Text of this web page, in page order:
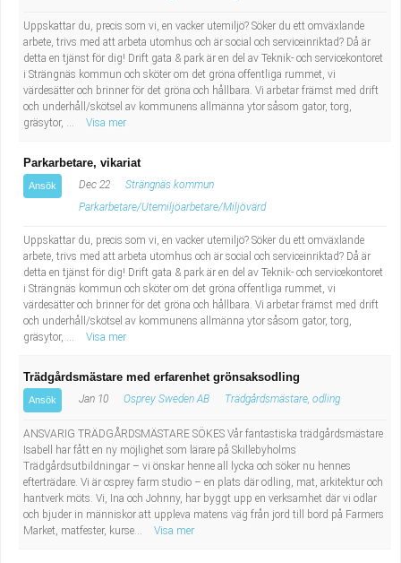
Uppskattar du, precis som vi, en vacker utemiljö? Söker du ett omväxlande
arbete, trivs med att arbeta utomhus och är social och serviceinriktad? Då är
detta en tjänst för dig! Drift gata & park är en del av Teknik- och servicekontoret
i Strängnäs kommun och sköter om det gröna offentliga rummet, vi
värdesätter och brinner för det gröna och hållbara. Vi arbetar främst med drift
och underhåll/skötsel av kommunens allmänna ytor såsom gator, torg,
gräsytor, ...
Visa mer
Parkarbetare, vikariat
Ansök Dec 22
Strängnäs kommun
Parkarbetare/Utemiljöarbetare/Miljövärd
Uppskattar du, precis som vi, en vacker utemiljö? Söker du ett omväxlande
arbete, trivs med att arbeta utomhus och är social och serviceinriktad? Då är
detta en tjänst för dig! Drift gata & park är en del av Teknik- och servicekontoret
i Strängnäs kommun och sköter om det gröna offentliga rummet, vi
värdesätter och brinner för det gröna och hållbara. Vi arbetar främst med drift
och underhåll/skötsel av kommunens allmänna ytor såsom gator, torg,
gräsytor, ...
Visa mer
Trädgårdsmästare med erfarenhet grönsaksodling
Ansök Jan 10 Osprey Sweden AB Trädgårdsmästare, odling
ANSVARIG TRÄDGÅRDSMÄSTARE SÖKES Vår fantastiska trädgårdsmästare
Isabell har fått en ny möjlighet som lärare på Skillebyholms
Trädgårdsutbildningar – vi önskar henne all lycka och söker nu hennes
efterträdare. Vi är osprey farm studio – en plats där odling, mat, arkitektur och
hantverk möts. Vi, Ina och Johnny, har byggt upp en verksamhet där vi odlar
och bjuder in människor att uppleva matens väg från jord till bord på Farmers
Market, matfester, kurse...
Visa mer